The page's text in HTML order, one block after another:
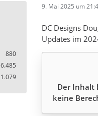
880
6.485
1.079
9. Mai 2025 um
DC Designs
Updates im
Der Inhalt
keine